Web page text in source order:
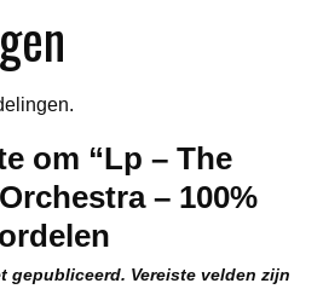
om “Lp – The
– 100%
gepubliceerd. Vereiste velden zijn